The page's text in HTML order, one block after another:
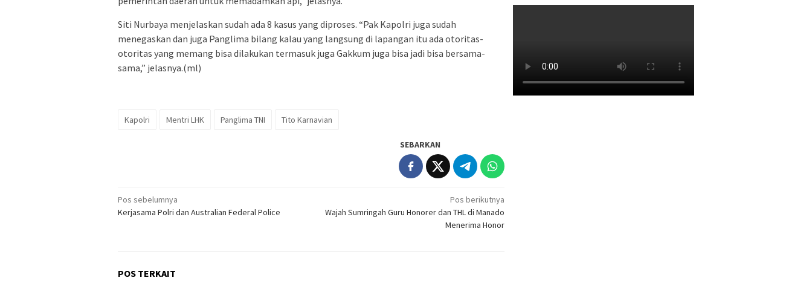
Siti Nurbaya menjelaskan sudah ada 8 kasus yang diproses. “Pak Kapolri juga sudah
menegaskan dan juga Panglima bilang kalau yang langsung di lapangan itu ada otoritas-
otoritas yang memang bisa dilakukan termasuk juga Gakkum juga bisa jadi bisa bersama-
sama,” jelasnya.(ml)
Kapolri Mentri LHK Panglima TNI Tito Karnavian
SEBARKAN
Navigasi
pos
Pos sebelumnya
Kerjasama Polri dan Australian Federal Police
Pos berikutnya
Wajah Sumringah Guru Honorer dan THL di Manado
Menerima Honor
POS TERKAIT